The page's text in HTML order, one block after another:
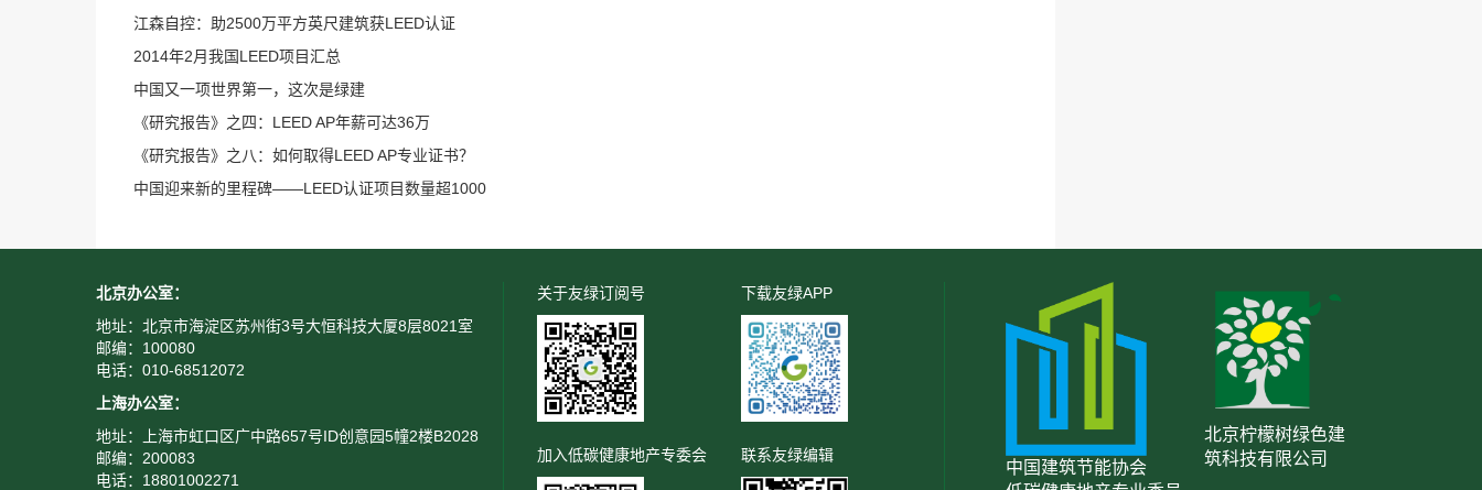
江森自控：助2500万平方英尺建筑获LEED认证
2014年2月我国LEED项目汇总
中国又一项世界第一，这次是绿建
《研究报告》之四：LEED AP年薪可达36万
《研究报告》之八：如何取得LEED AP专业证书？
中国迎来新的里程碑——LEED认证项目数量超1000
北京办公室：
地址：北京市海淀区苏州街3号大恒科技大厦8层8021室
邮编：100080
电话：010-68512072
上海办公室：
地址：上海市虹口区广中路657号ID创意园5幢2楼B2028
邮编：200083
电话：18801002271
关于友绿订阅号 下载友绿APP
加入低碳健康地产专委会 联系友绿编辑
中国建筑节能协会
北京柠檬树绿色建
筑科技有限公司